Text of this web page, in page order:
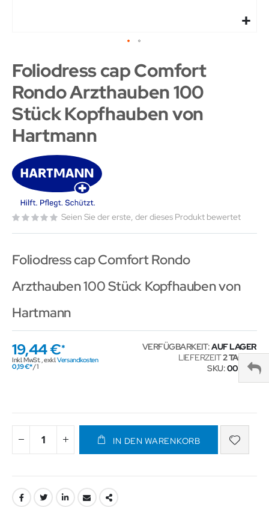
Foliodress cap Comfort
Rondo Arzthauben 100
Stück Kopfhauben von
Hartmann
Seien Sie der erste, der dieses Produkt bewertet
Foliodress cap Comfort Rondo
Arzthauben 100 Stück Kopfhauben von
Hartmann
19,44 €
Inkl. MwSt.,exkl.Versandkosten
0,19 € / 1
VERFÜGBARKEIT:AUF LAGER
LIEFERZEIT2 TAGE
SKU 004310
IN DEN WARENKORB